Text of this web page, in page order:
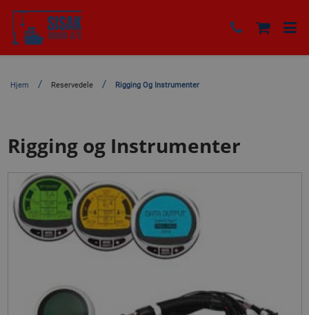
Hjem Reservedele Rigging Og Instrumenter
Rigging og Instrumenter